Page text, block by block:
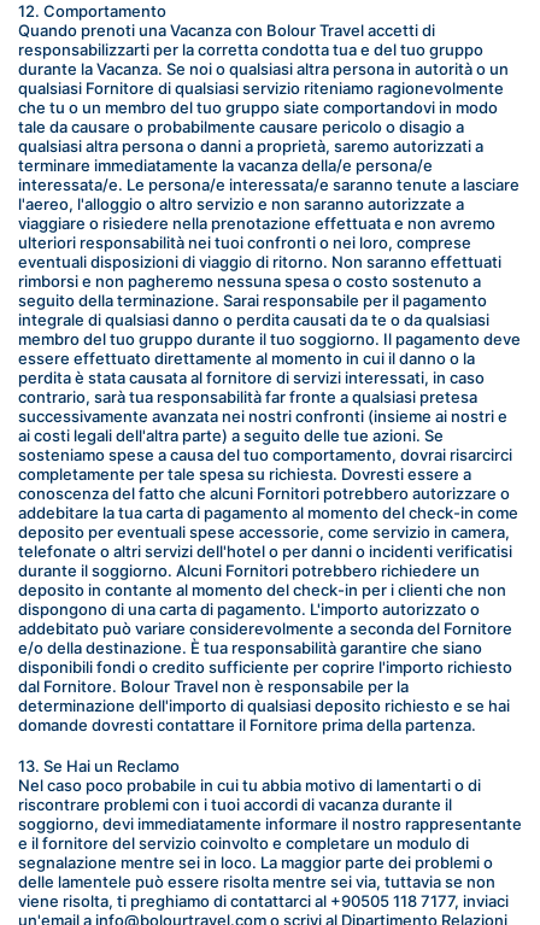
12. Comportamento
Quando prenoti una Vacanza con Bolour Travel accetti di
responsabilizzarti per la corretta condotta tua e del tuo gruppo
durante la Vacanza. Se noi o qualsiasi altra persona in autorità o un
qualsiasi Fornitore di qualsiasi servizio riteniamo ragionevolmente
che tu o un membro del tuo gruppo siate comportandovi in modo
tale da causare o probabilmente causare pericolo o disagio a
qualsiasi altra persona o danni a proprietà, saremo autorizzati a
terminare immediatamente la vacanza della/e persona/e
interessata/e. Le persona/e interessata/e saranno tenute a lasciare
l'aereo, l'alloggio o altro servizio e non saranno autorizzate a
viaggiare o risiedere nella prenotazione effettuata e non avremo
ulteriori responsabilità nei tuoi confronti o nei loro, comprese
eventuali disposizioni di viaggio di ritorno. Non saranno effettuati
rimborsi e non pagheremo nessuna spesa o costo sostenuto a
seguito della terminazione. Sarai responsabile per il pagamento
integrale di qualsiasi danno o perdita causati da te o da qualsiasi
membro del tuo gruppo durante il tuo soggiorno. Il pagamento deve
essere effettuato direttamente al momento in cui il danno o la
perdita è stata causata al fornitore di servizi interessati, in caso
contrario, sarà tua responsabilità far fronte a qualsiasi pretesa
successivamente avanzata nei nostri confronti (insieme ai nostri e
ai costi legali dell'altra parte) a seguito delle tue azioni. Se
sosteniamo spese a causa del tuo comportamento, dovrai risarcirci
completamente per tale spesa su richiesta. Dovresti essere a
conoscenza del fatto che alcuni Fornitori potrebbero autorizzare o
addebitare la tua carta di pagamento al momento del check-in come
deposito per eventuali spese accessorie, come servizio in camera,
telefonate o altri servizi dell'hotel o per danni o incidenti verificatisi
durante il soggiorno. Alcuni Fornitori potrebbero richiedere un
deposito in contante al momento del check-in per i clienti che non
dispongono di una carta di pagamento. L'importo autorizzato o
addebitato può variare considerevolmente a seconda del Fornitore
e/o della destinazione. È tua responsabilità garantire che siano
disponibili fondi o credito sufficiente per coprire l'importo richiesto
dal Fornitore. Bolour Travel non è responsabile per la
determinazione dell'importo di qualsiasi deposito richiesto e se hai
domande dovresti contattare il Fornitore prima della partenza.
13. Se Hai un Reclamo
Nel caso poco probabile in cui tu abbia motivo di lamentarti o di
riscontrare problemi con i tuoi accordi di vacanza durante il
soggiorno, devi immediatamente informare il nostro rappresentante
e il fornitore del servizio coinvolto e completare un modulo di
segnalazione mentre sei in loco. La maggior parte dei problemi o
delle lamentele può essere risolta mentre sei via, tuttavia se non
viene risolta, ti preghiamo di contattarci al +90505 118 7177, inviaci
un'email a info@bolourtravel.com o scrivi al Dipartimento Relazioni